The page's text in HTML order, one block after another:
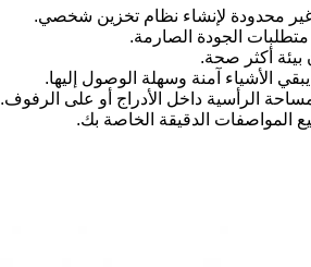
متطلبات الجودة الصارمة.
الأشياء آمنة وسهلة الوصول إليها.
الرأسية داخل الأدراج أو على الرفوف.
المواصفات الدقيقة الخاصة بك.